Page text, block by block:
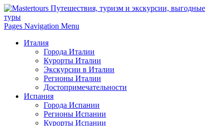
Pages Navigation Menu
Италия
Города Италии
Курорты Италии
Экскурсии в Италии
Регионы Италии
Достопримечательности
Испания
Города Испании
Регионы Испании
Курорты Испании